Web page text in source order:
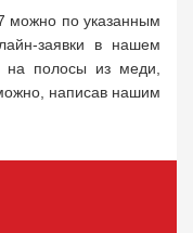
можно по указанным
заявки в нашем
на полосы из меди,
написав нашим